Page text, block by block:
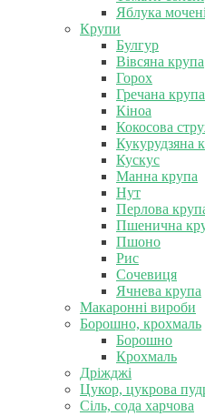
Яблука мочені
Крупи
Булгур
Вівсяна крупа
Горох
Гречана крупа
Кіноа
Кокосова
Кукурудзяна
Кускус
Манна крупа
Нут
Перлова
Пшенична
Пшоно
Рис
Сочевиця
Ячнева крупа
Макаронні вироби
Борошно, крохмаль
Борошно
Крохмаль
Дріжджі
Цукор, цукрова
Сіль, сода харчова